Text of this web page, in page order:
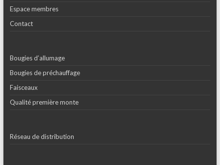
Espace membres
Contact
Bougies d’allumage
Bougies de préchauffage
Faisceaux
Qualité première monte
Réseau de distribution